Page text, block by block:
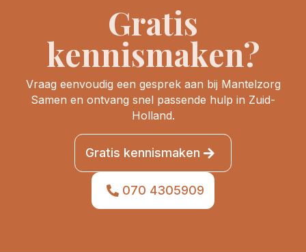
Gratis
kennismaken?
Vraag eenvoudig een gesprek aan bij Mantelzorg
Samen en ontvang snel passende hulp in Zuid-
Holland.
Gratis kennismaken
070 4305909